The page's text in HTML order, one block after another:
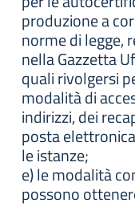
produzione a
norme di legge,
nella Gazzetta
quali rivolgersi
modalità di
indirizzi, dei
posta
le istanze;
e) le modalità
possono